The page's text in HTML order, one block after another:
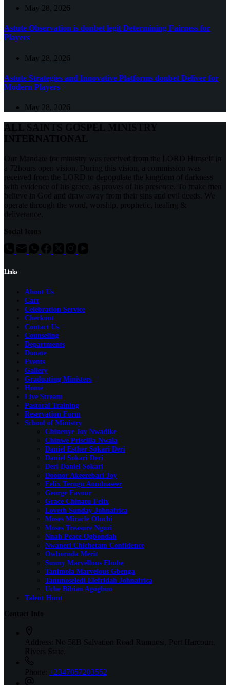
May 28, 2026
Astute Observation is donbet legit Determining Fairness for
Players
May 28, 2026
Astute Strategies and Innovative Platforms donbet Deliver for
Modern Players
May 28, 2026
ALL SAINTS GOSPEL MINISTRY
INTERNATIONAL
Our Mandate for ministry was received from the LORD Himself in
a 72hours open vision. During this vision, a commission was
received from the LORD to depopulate the kingdom of darkness
with evidence of his grace, as proves of his presence. To make men
believe in God and draw away from their sins and evil deeds. We
operate through the word, worship, prophetic, healing &
deliverance.
Social Icons
Links
About Us
Cart
Celebration Service
Checkout
Contact Us
Counseling
Departments
Donate
Events
Gallery
Graduating Ministers
Home
Live Stream
Pastoral Training
Reservation Form
School of Ministry
Chinenye Joy Nwadike
Chinwe Priscilla Nwala
Daniel Esther Sokari Deri
Daniel Sokari Deri
Deri Daniel Sokari
Doonor Akeerebari Joy
Felix Terngu Aondoaseer
George Favour
Grace Chinatu Felix
Loveth Sunday Johnafrica
Moses Miracle Oluchi
Moses Treasure Ngozi
Nnah Peace Ogbondah
Nwaneri Chichetam Confidence
Owhornda Merit
Sunny Marvellous Ebube
Tanimola Marvelous Gbenga
Tanunoseledi Elefridah Johnafrica
Uche Bibian Agogbuo
Talent Hunt
Contact Info
Address:
No 58B Salvation Road Rumuosi, Port Harcourt,
Rivers State.
Phone: +2347057203552